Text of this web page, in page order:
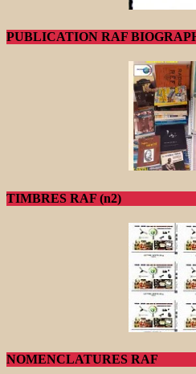
PUBLICATION RAF
TIMBRES RAF (n2)
NOMENCLATURES RAF